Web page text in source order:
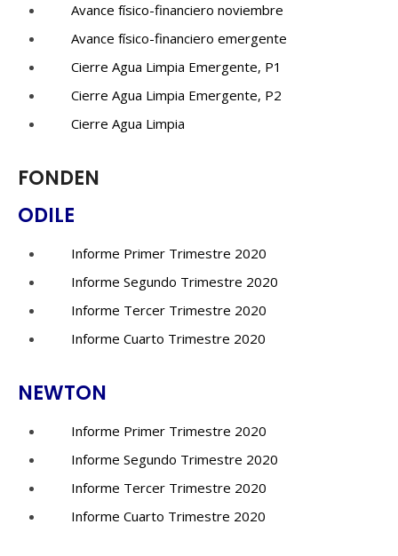
Avance físico-financiero noviembre
Avance físico-financiero emergente
Cierre Agua Limpia Emergente, P1
Cierre Agua Limpia Emergente, P2
Cierre Agua Limpia
FONDEN
ODILE
Informe Primer Trimestre 2020
Informe Segundo Trimestre 2020
Informe Tercer Trimestre 2020
Informe Cuarto Trimestre 2020
NEWTON
Informe Primer Trimestre 2020
Informe Segundo Trimestre 2020
Informe Tercer Trimestre 2020
Informe Cuarto Trimestre 2020